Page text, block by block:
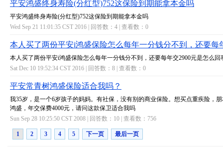
平安鸿盛终身寿险(分红型)752这保险到期能拿本金吗
平安鸿盛终身寿险(分红型)752这保险到期能拿本金吗
Wed Sep 21 11:01:35 CST 2016 | 回答数： 4 | 查看数： 0
本人买了两份平安i鸿盛保险怎么每年一分钱分不到，还要每
本人买了两份平安i鸿盛保险怎么每年一分钱分不到，还要每年交2900元是怎么回
Sat Dec 10 19:52:34 CST 2016 | 回答数： 8 | 查看数： 0
平安常青树鸿盛保险适合我吗？
我35岁，是一个6岁孩子的妈妈。有社保，没有别的商业保险。想买点重疾险，
鸿盛，年交保费4000元，请问这款保卫适合我吗
Sun Sep 28 10:25:50 CST 2008 | 回答数： 10 | 查看数： 756
1 2 3 4 5 下一页 最后一页